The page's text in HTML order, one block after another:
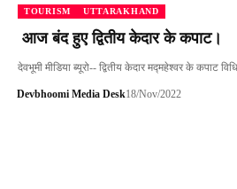
TOURISM UTTARAKHAND
आज बंद हुए द्वितीय केदार के कपाट।
देवभूमी मीडिया ब्यूरो-- द्वितीय केदार मद्महेश्वर के कपाट
Devbhoomi Media Desk18/Nov/2022